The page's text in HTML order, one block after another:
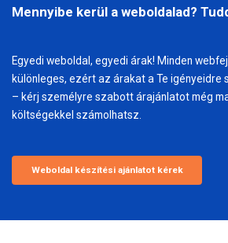
Mennyibe kerül a weboldalad?
Egyedi weboldal, egyedi árak! Minden
különleges, ezért az árakat a Te igényeidre
– kérj személyre szabott árajánlatot még
költségekkel számolhatsz.
Weboldal készítési ajánlatot kérek